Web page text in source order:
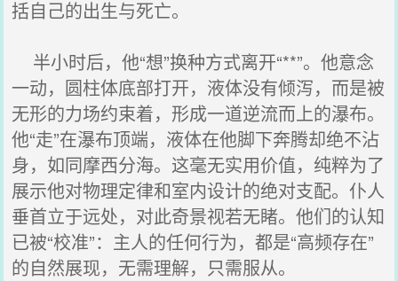
括自己的出生与死亡。
半小时后，他“想”换种方式离开“**”。他意念
一动，圆柱体底部打开，液体没有倾泻，而是被
无形的力场约束着，形成一道逆流而上的瀑布。
他“走”在瀑布顶端，液体在他脚下奔腾却绝不沾
身，如同摩西分海。这毫无实用价值，纯粹为了
展示他对物理定律和室内设计的绝对支配。仆人
垂首立于远处，对此奇景视若无睹。他们的认知
已被“校准”：主人的任何行为，都是“高频存在”
的自然展现，无需理解，只需服从。